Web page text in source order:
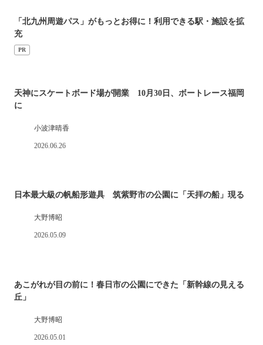
「北九州周遊パス」がもっとお得に！利用できる駅・施設を拡
充
PR
天神にスケートボード場が開業 10月30日、ボートレース福岡
に
小波津晴香
2026.06.26
日本最大級の帆船形遊具 筑紫野市の公園に「天拝の船」現る
大野博昭
2026.05.09
あこがれが目の前に！春日市の公園にできた「新幹線の見える
丘」
大野博昭
2026.05.01